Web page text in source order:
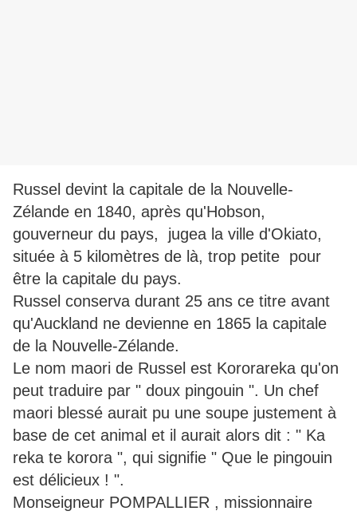
Russel devint la capitale de la Nouvelle-
Zélande en 1840, après qu'Hobson,
gouverneur du pays, jugea la ville d'Okiato,
située à 5 kilomètres de là, trop petite pour
être la capitale du pays.
Russel conserva durant 25 ans ce titre avant
qu'Auckland ne devienne en 1865 la capitale
de la Nouvelle-Zélande.
Le nom maori de Russel est Kororareka qu'on
peut traduire par " doux pingouin ". Un chef
maori blessé aurait pu une soupe justement à
base de cet animal et il aurait alors dit : " Ka
reka te korora ", qui signifie " Que le pingouin
est délicieux ! ".
Monseigneur POMPALLIER , missionnaire